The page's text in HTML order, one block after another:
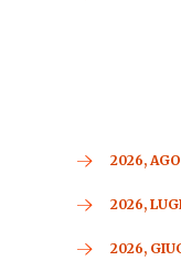
2026,
2026,
2026,